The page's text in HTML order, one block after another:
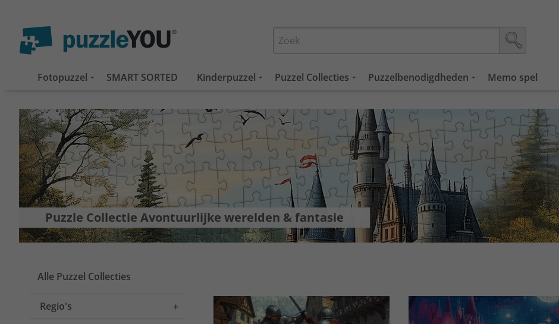
Fotopuzzel SMART SORTED Kinderpuzzel Puzzel Collecties Puzzelbenodigdheden Memo spel
Puzzle Collectie Avontuurlijke werelden & fantasie
Alle Puzzel Collecties
Regio's
Toggle menu